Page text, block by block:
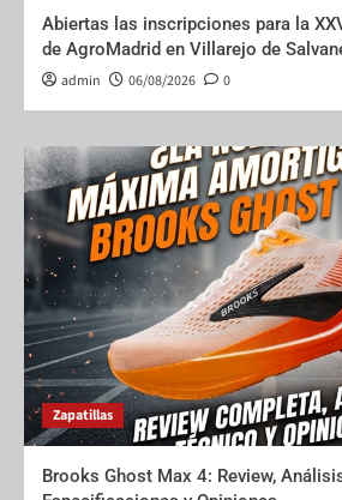
Abiertas las inscripciones para la
de AgroMadrid en Villarejo de
admin 06/08/2026 0
Zapatillas
Brooks Ghost Max 4: Review,